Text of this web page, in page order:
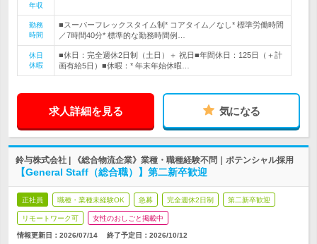
年収
勤務
時間
■スーパーフレックスタイム制* コアタイム／なし* 標準労働時間
／7時間40分* 標準的な勤務時間例…
休日
休暇
■休日：完全週休2日制（土日）＋ 祝日■年間休日：125日（＋計
画有給5日）■休暇：* 年末年始休暇…
求人詳細を見る 気になる
鈴与株式会社 | 《総合物流企業》業種・職種経験不問｜ポテンシャル採用
【General Staff（総合職）】第二新卒歓迎
正社員 職種・業種未経験OK 急募 完全週休2日制 第二新卒歓迎
リモートワーク可 女性のおしごと掲載中
情報更新日：2026/07/14 終了予定日： 2026/10/12